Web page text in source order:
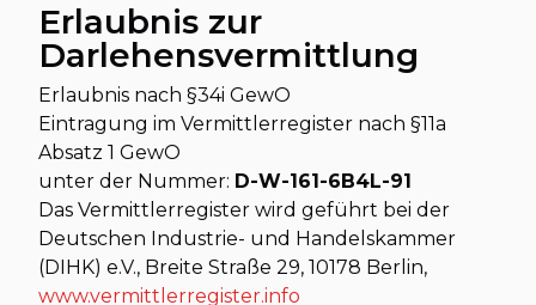
Erlaubnis zur
Darlehensvermittlung
Erlaubnis nach §34i GewO
Eintragung im Vermittlerregister nach §11a
Absatz 1 GewO
unter der Nummer: D-W-161-6B4L-91
Das Vermittlerregister wird geführt bei der
Deutschen Industrie- und Handelskammer
(DIHK) e.V., Breite Straße 29, 10178 Berlin,
www.vermittlerregister.info